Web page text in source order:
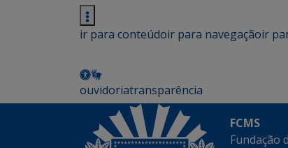
ir para conteúdoir para navegaçãoir
ouvidoriatransparência
FCMS
Fundação